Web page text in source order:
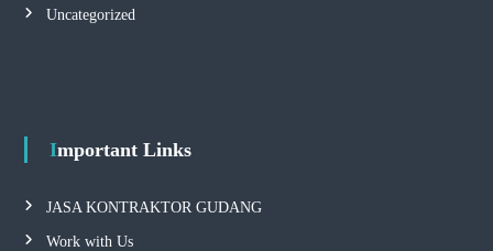
Uncategorized
Important Links
JASA KONTRAKTOR GUDANG
Work with Us